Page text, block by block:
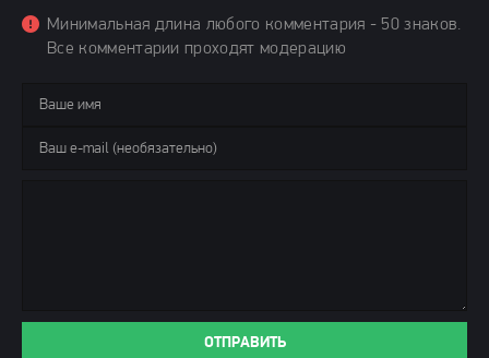
Минимальная длина любого комментария - 50 знаков.
Все комментарии проходят модерацию
ОТПРАВИТЬ